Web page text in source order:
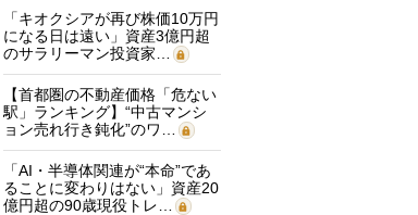
「キオクシアが再び株価10万円
になる日は遠い」資産3億円超
のサラリーマン投資家…
【首都圏の不動産価格「危ない
駅」ランキング】“中古マンシ
ョン売れ行き鈍化”のワ…
「AI・半導体関連が“本命”であ
ることに変わりはない」資産20
億円超の90歳現役トレ…